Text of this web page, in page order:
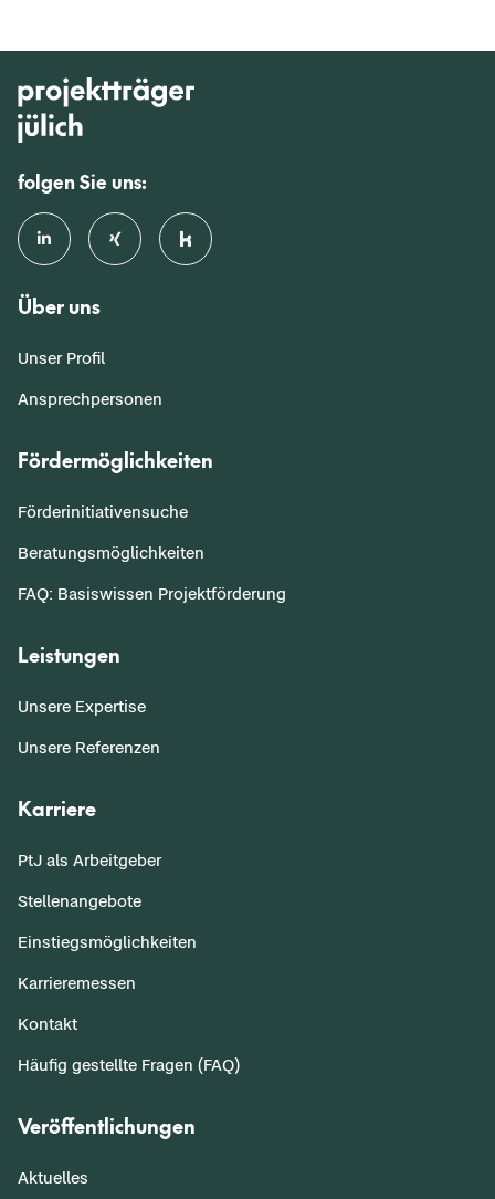
folgen Sie uns:
Über uns
Unser Profil
Ansprechpersonen
Fördermöglichkeiten
Förderinitiativensuche
Beratungsmöglichkeiten
FAQ: Basiswissen Projektförderung
Leistungen
Unsere Expertise
Unsere Referenzen
Karriere
PtJ als Arbeitgeber
Stellenangebote
Einstiegsmöglichkeiten
Karrieremessen
Kontakt
Häufig gestellte Fragen (FAQ)
Veröffentlichungen
Aktuelles